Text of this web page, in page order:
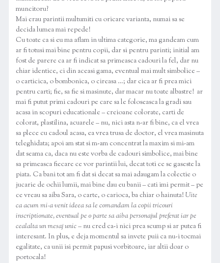
muncitoru?
Mai erau parintii multumiti cu oricare varianta, numai sa se
decida lumea mai repede!
Cu toate ca si eu ma aflam in ultima categorie, ma gandeam cum
ar fi totusi mai bine pentru copii, dar si pentru parinti; initial am
fost de parere ca ar fi indicat sa primeasca cadouri la fel, dar nu
chiar identice, ci din aceasi gama, eventual mai mult simbolice –
o carticica, o bombonica, o cireasa …; dar cica ar fi prea mici
pentru carti; fie, sa fie si masinute, dar macar nu toate albastre! ar
mai fi putut primi cadouri pe care sa le foloseasca la gradi sau
acasa in scopuri educationale – creioane colorate, carti de
colorat, plastilina, acuarele – nu, nici asta n-ar fi bine, ca el vrea
sa plece cu cadoul acasa, ea vrea trusa de doctor, el vrea masinuta
teleghidata; apoi am stat si m-am concentrat la maxim si mi-am
dat seama ca, daca nu este vorba de cadouri simbolice, mai bine
sa primeasca fiecare ce vor parintii lui, decat toti ce se gaseste la
piata. Ca bani tot am fi dat si decat sa mai adaugam la colectie o
jucarie de ochii lumii, mai bine dau eu banii – cati imi permit – pe
ce vreau sa aiba Sara, o carte, o carioca, ba chiar o hainuta! Uite
ca acum mi-a venit ideea sa le comandam la copii tricouri
inscriptionate, eventual pe o parte sa aiba personajul preferat iar pe
cealalta un mesaj unic– nu cred ca-i nici prea scump si ar putea fi
interesant. In plus, e deja momentul sa invete puii ca nu-i tocmai
egalitate, ca unii isi permit papusi vorbitoare, iar altii doar o
portocala!